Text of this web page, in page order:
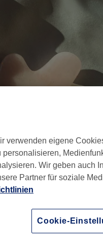
Men's
verwenden eigene
personalisieren,
Wir geben auch
Partner für soziale
Cookie-